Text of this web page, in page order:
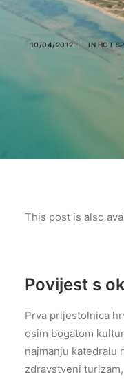
O nama
10/04/2012 | IN HOT
This post is also
Povijest s
Prva prijestolnica
osim bogatom
najmanju katedralu
zdravstveni